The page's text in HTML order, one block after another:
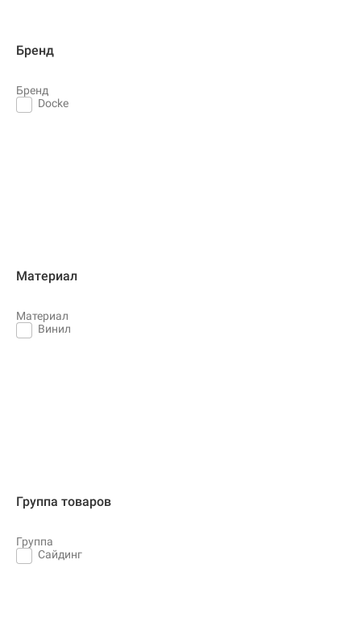
Бренд
Бренд
Docke
Материал
Материал
Винил
Группа товаров
Группа
Сайдинг